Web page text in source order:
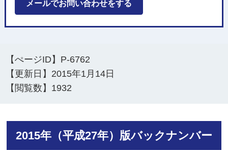
メールでお問い合わせをする
【ぺージID】 P-6762
【更新日】 2015年1月14日
【閲覧数】 1932
2015年（平成27年）版バックナンバー